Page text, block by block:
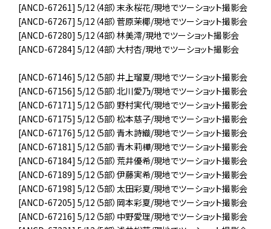
[ANCD-67261] 5/12（4部）末永桜花/現地でツーショット撮影会
[ANCD-67267] 5/12（4部）菅原茉椰/現地でツーショット撮影会
[ANCD-67280] 5/12（4部）林美澪/現地でツーショット撮影会
[ANCD-67284] 5/12（4部）大村杏/現地でツーショット撮影会
[ANCD-67146] 5/12（5部）井上瑠夏/現地でツーショット撮影会
[ANCD-67156] 5/12（5部）北川愛乃/現地でツーショット撮影会
[ANCD-67171] 5/12（5部）野村実代/現地でツーショット撮影会
[ANCD-67175] 5/12（5部）松本慈子/現地でツーショット撮影会
[ANCD-67176] 5/12（5部）青木詩織/現地でツーショット撮影会
[ANCD-67181] 5/12（5部）青木莉樺/現地でツーショット撮影会
[ANCD-67184] 5/12（5部）荒井優希/現地でツーショット撮影会
[ANCD-67189] 5/12（5部）伊藤実希/現地でツーショット撮影会
[ANCD-67198] 5/12（5部）太田彩夏/現地でツーショット撮影会
[ANCD-67205] 5/12（5部）岡本彩夏/現地でツーショット撮影会
[ANCD-67216] 5/12（5部）中野愛理/現地でツーショット撮影会